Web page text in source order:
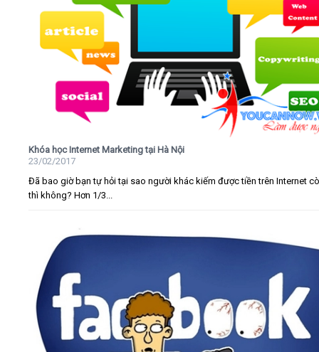
Khóa học Internet Marketing tại Hà Nội
23/02/2017
Đã bao giờ bạn tự hỏi tại sao người khác kiếm được tiền trên Internet
thì không? Hơn 1/3...